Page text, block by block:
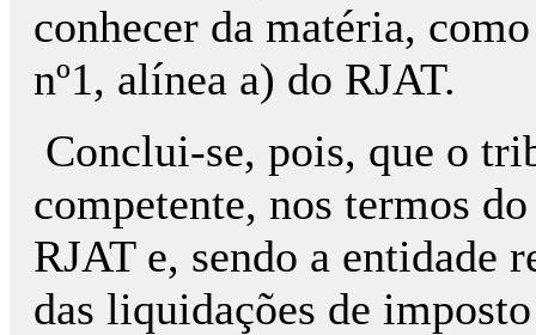
conhecer da matéria,
nº1, alínea a) do RJAT.
Conclui-se, pois, que o
competente, nos termos
RJAT e, sendo a entidade
das liquidações de